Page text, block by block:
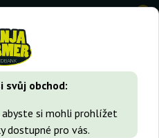
obchod:
si mohli prohlížet
dostupné pro vás.
0
Marihuany Indica semena